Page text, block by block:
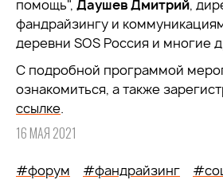
помощь", Даушев Дмитрий,
фандрайзингу и
деревни SOS Россия и многие
С подробной программой
ознакомиться, а также
ссылке.
16 МАЯ 2021
#форум #фандрайзинг